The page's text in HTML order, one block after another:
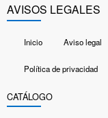
AVISOS LEGALES
Inicio Aviso legal
Política de privacidad
CATÁLOGO